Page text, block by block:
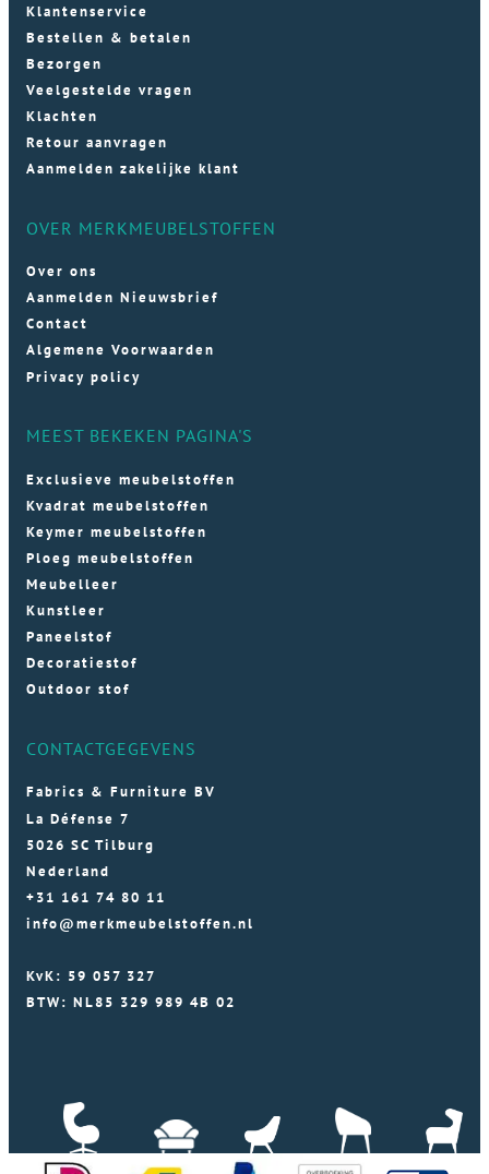
Klantenservice
Bestellen & betalen
Bezorgen
Veelgestelde vragen
Klachten
Retour aanvragen
Aanmelden zakelijke klant
OVER MERKMEUBELSTOFFEN
Over ons
Aanmelden Nieuwsbrief
Contact
Algemene Voorwaarden
Privacy policy
MEEST BEKEKEN PAGINA'S
Exclusieve meubelstoffen
Kvadrat meubelstoffen
Keymer meubelstoffen
Ploeg meubelstoffen
Meubelleer
Kunstleer
Paneelstof
Decoratiestof
Outdoor stof
CONTACTGEGEVENS
Fabrics & Furniture BV
La Défense 7
5026 SC Tilburg
Nederland
+31 161 74 80 11
info@merkmeubelstoffen.nl
KvK: 59 057 327
BTW: NL85 329 989 4B 02